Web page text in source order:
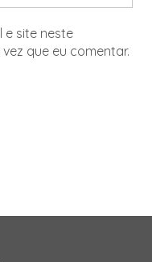
e site neste
que eu comentar.